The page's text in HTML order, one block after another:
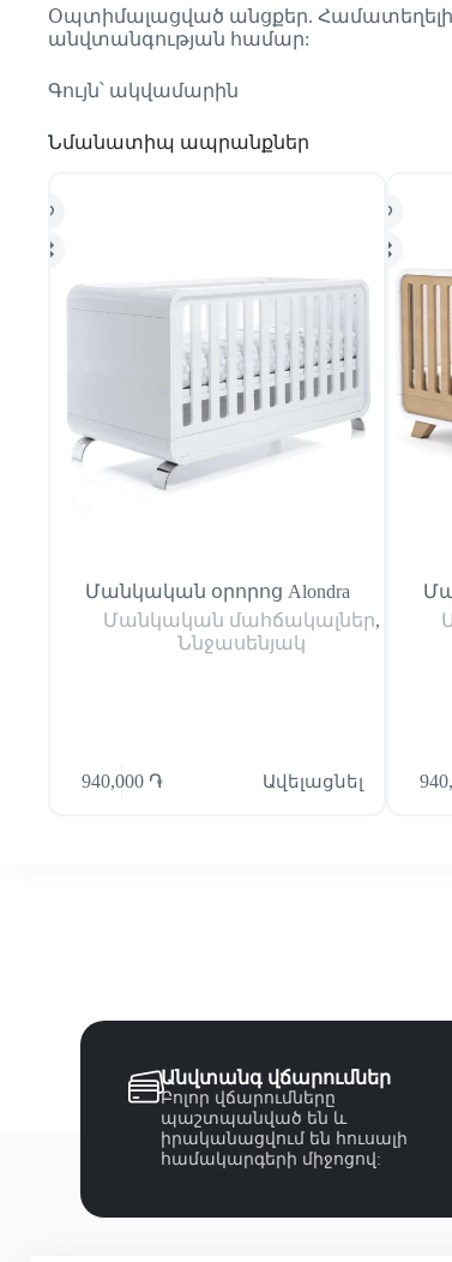
Օպտիմալացված անցքեր.
անվտանգության համար:
Գույն՝ ակվամարին
Նմանատիպ ապրանքներ
Մանկական օրորոց Alondra
Մանկական մահճակալներ,
Ննջասենյակ
940,000 ֏ Ավելացնել
Անվտանգ վճարումներ
Բոլոր վճարումները
պաշտպանված են և
իրականացվում են հուսալի
համակարգերի միջոցով: